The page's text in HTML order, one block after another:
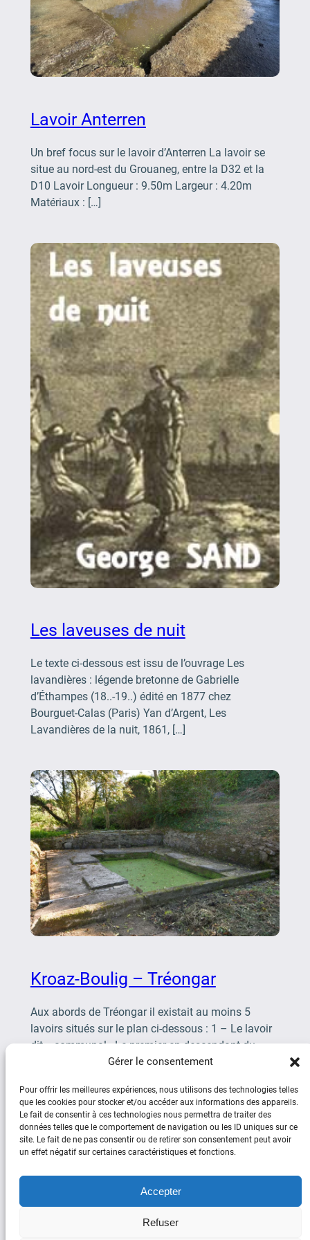
Gérer le consentement
Pour offrir les meilleures expériences, nous utilisons des technologies telles
que les cookies pour stocker et/ou accéder aux informations des appareils.
Le fait de consentir à ces technologies nous permettra de traiter des
données telles que le comportement de navigation ou les ID uniques sur ce
site. Le fait de ne pas consentir ou de retirer son consentement peut avoir
un effet négatif sur certaines caractéristiques et fonctions.
Accepter
Refuser
Lavoir Anterren
Un bref focus sur le lavoir d’Anterren La lavoir se
situe au nord-est du Grouaneg, entre la D32 et la
D10 Lavoir Longueur : 9.50m Largeur : 4.20m
Matériaux : […]
Les laveuses de nuit
Le texte ci-dessous est issu de l’ouvrage Les
lavandières : légende bretonne de Gabrielle
d’Éthampes (18..-19..) édité en 1877 chez
Bourguet-Calas (Paris) Yan d’Argent, Les
Lavandières de la nuit, 1861, […]
Kroaz-Boulig – Tréongar
Aux abords de Tréongar il existait au moins 5
lavoirs situés sur le plan ci-dessous : 1 – Le lavoir
dit « communal »Le premier en descendant du
bourg est le lavoir […]
Facebook YouTube